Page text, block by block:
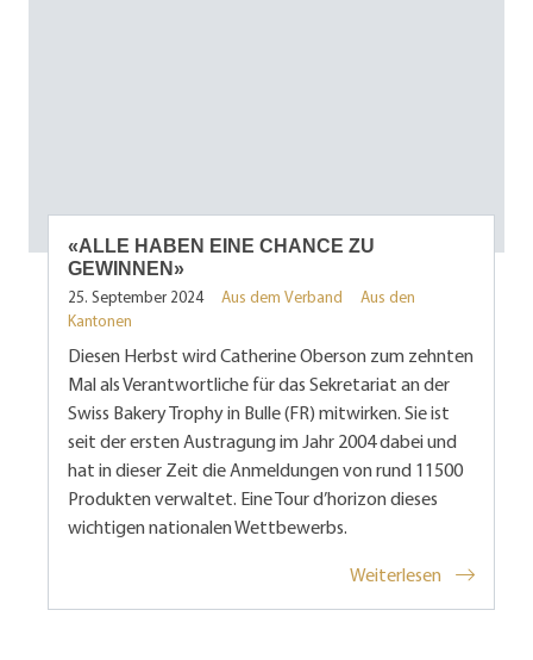
«ALLE HABEN EINE CHANCE ZU
GEWINNEN»
25. September 2024 Aus dem Verband
Aus den
Kantonen
Diesen Herbst wird Catherine Oberson zum zehnten
Mal als Verantwortliche für das Sekretariat an der
Swiss Bakery Trophy in Bulle (FR) mitwirken. Sie ist
seit der ersten Austragung im Jahr 2004 dabei und
hat in dieser Zeit die Anmeldungen von rund 11500
Produkten verwaltet. Eine Tour d’horizon dieses
wichtigen nationalen Wettbewerbs.
Weiterlesen